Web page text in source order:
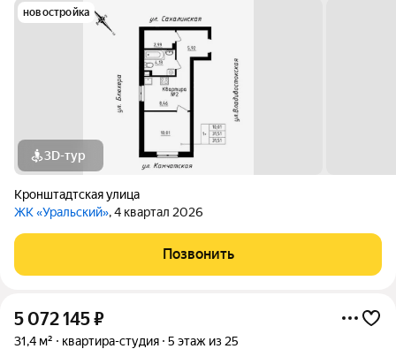
новостройка
3D-тур
Кронштадтская улица
ЖК «Уральский», 4 квартал 2026
Позвонить
5 072 145₽
31,4 м² квартира-студия 5 этаж из 25